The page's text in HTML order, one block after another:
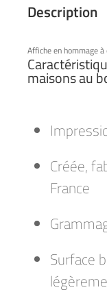
Description
Affiche en hommage
maisons au
Créée,
France
Surface